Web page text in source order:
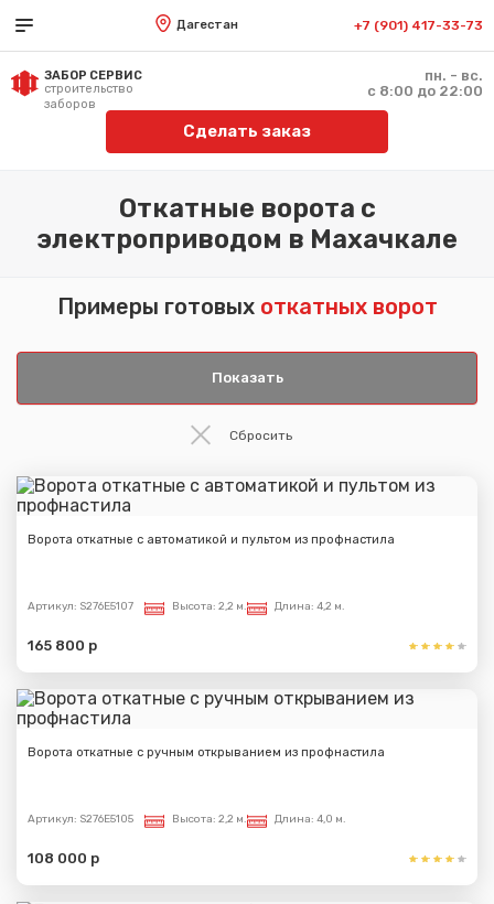
Дагестан +7 (901) 417-33-73
ЗАБОР СЕРВИС
строительство
заборов
пн. - вс.
с 8:00 до 22:00
Сделать заказ
Откатные ворота с
электроприводом в Махачкале
Примеры готовых откатных ворот
Ворота откатные с автоматикой и пультом из профнастила
Артикул: S276E5107 Высота: 2,2 м. Длина: 4,2 м.
165 800 р
Ворота откатные с ручным открыванием из профнастила
Артикул: S276E5105 Высота: 2,2 м. Длина: 4,0 м.
108 000 р